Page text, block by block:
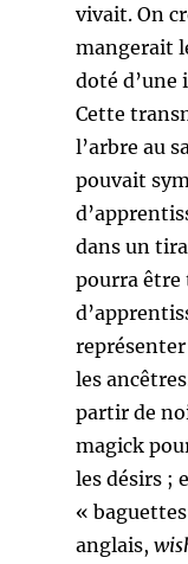
vivait. On
mangerait
doté d’une
Cette
l’arbre au
pouvait
dans un
pourra être
les
partir de
magick
les désirs ;
«
anglais,